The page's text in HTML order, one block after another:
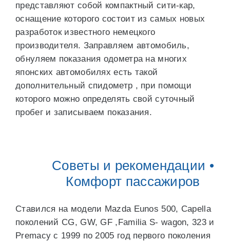
представляют собой компактный сити-кар,
оснащение которого состоит из самых новых
разработок известного немецкого
производителя. Заправляем автомобиль,
обнуляем показания одометра на многих
японских автомобилях есть такой
дополнительный спидометр , при помощи
которого можно определять свой суточный
пробег и записываем показания.
Советы и рекомендации •
Комфорт пассажиров
Ставился на модели Mazda Eunos 500, Capella
поколений CG, GW, GF ,Familia S- wagon, 323 и
Premacy с 1999 по 2005 год первого поколения